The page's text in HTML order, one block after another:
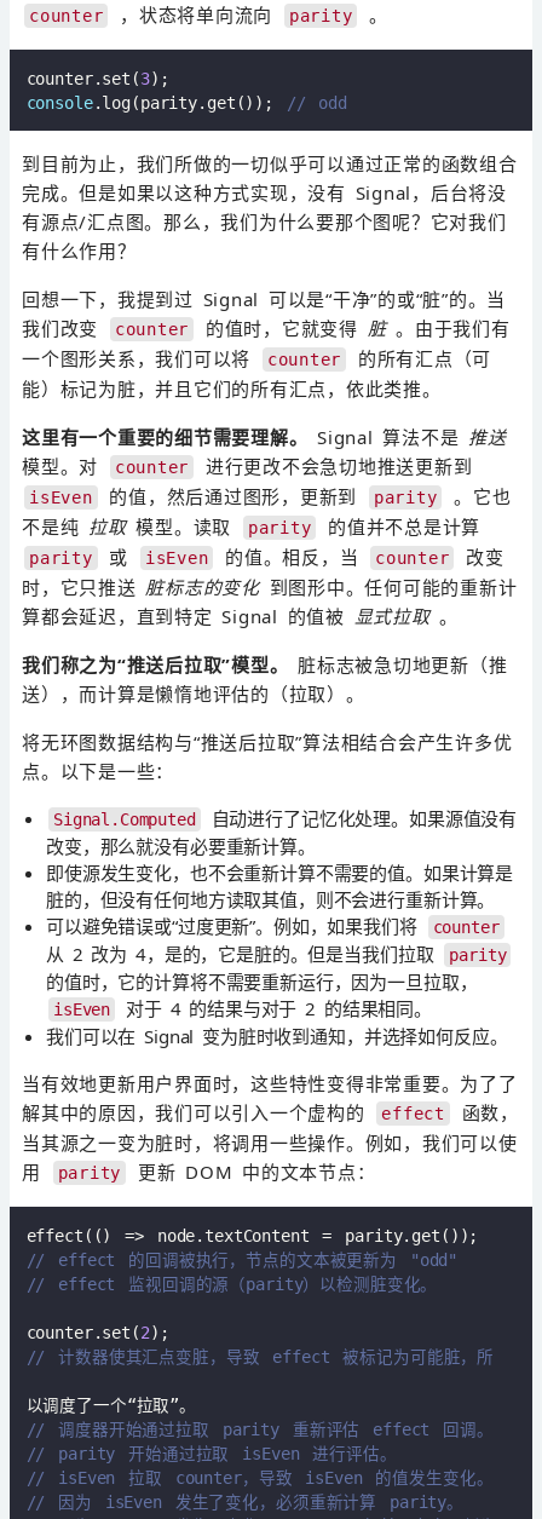
counter ，状态将单向流向 parity 。
counter.set(3
console.log(parity.get()); // odd
到目前为止，我们所做的一切似乎可以通过正常的函数组合
完成。但是如果以这种方式实现，没有 Signal，后台将没
有源点/汇点图。那么，我们为什么要那个图呢？它对我们
有什么作用？
回想一下，我提到过 Signal 可以是“干净”的或“脏”的。当
我们改变
counter 的值时，它就变得 脏。由于我们有
一个图形关系，我们可以将
counter
的所有汇点（可
能）标记为脏，并且它们的所有汇点，依此类推。
这里有一个重要的细节需要理解。
Signal 算法不是 推送
模型。对
counter 进行更改不会急切地推送更新到
isEven 的值，然后通过图形，更新到 parity
。它也
不是纯 拉取模型。读取 parity 的值并不总是计算
parity 或 isEven 的值。相反，当 counter
改变
时，它只推送脏标志的变化到图形中。任何可能的重新计
算都会延迟，直到特定 Signal 的值被 显式拉取。
我们称之为“推送后拉取”模型。
脏标志被急切地更新（推
送），而计算是懒惰地评估的（拉取）。
将无环图数据结构与“推送后拉取”算法相结合会产生许多优
点。以下是一些：
Signal.Computed
自动进行了记忆化处理。如果源值没有
改变，那么就没有必要重新计算。
即使源发生变化，也不会重新计算不需要的值。如果计算是
脏的，但没有任何地方读取其值，则不会进行重新计算。
可以避免错误或“过度更新”。例如，如果我们将
counter
从 2 改为 4，是的，它是脏的。但是当我们拉取 parity
的值时，它的计算将不需要重新运行，因为一旦拉取，
isEven
对于 4 的结果与对于 2 的结果相同。
我们可以在 Signal 变为脏时收到通知，并选择如何反应。
当有效地更新用户界面时，这些特性变得非常重要。为了了
解其中的原因，我们可以引入一个虚构的
effect
函数，
当其源之一变为脏时，将调用一些操作。例如，我们可以使
用
parity 更新 DOM 中的文本节点：
effect( () =>
// effect 的回调被执行，节点的文本被更新为 "odd"
// effect 监视回调的源（parity）以检测脏变化。
counter.set(2
// 计数器使其汇点变脏，导致 effect 被标记为可能脏，所
// 调度器开始通过拉取 parity 重新评估 effect 回调。
// parity 开始通过拉取 isEven 进行评估。
// isEven 拉取 counter，导致 isEven 的值发生变化。
// 因为 isEven 发生了变化，必须重新计算 parity。